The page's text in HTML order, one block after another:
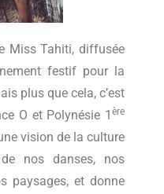
Miss Tahiti, diffusée
festif pour la
plus que cela, c’est
O et Polynésie 1 ère
vision de la culture
nos danses, nos
paysages, et donne